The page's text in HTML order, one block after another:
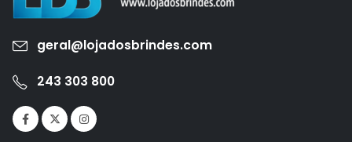
geral@lojadosbrindes.com
243 303 800